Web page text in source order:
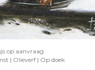
op aanvraag
| Olieverf | Op doek